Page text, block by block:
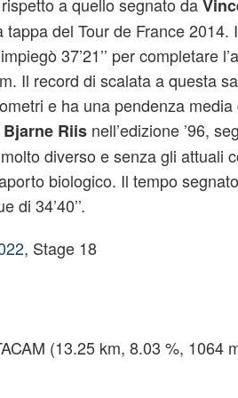
tappa del Tour de France 2014.
37’21’’ per completare
Il record di scalata a questa
e ha una pendenza media
Bjarne Riisnell’edizione ’96,
diverso e senza gli attuali
biologico. Il tempo
di 34’40’’.
, Stage 18
(13.25 km, 8.03 %, 1064